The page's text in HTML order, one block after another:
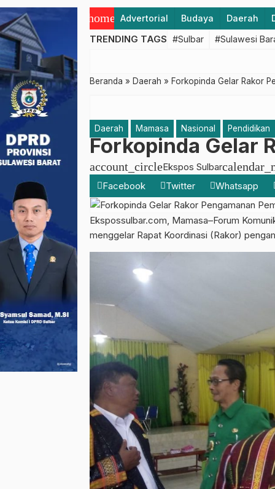
home Advertorial Budaya Daerah
TRENDING TAGS #Sulbar #Sulawesi
Beranda » Daerah » Forkopinda Gelar Rakor
Daerah Mamasa Nasional Pendidikan
Forkopinda Gelar
account_circleEkspos Sulbar
Facebook Twitter Whatsapp
Ekspossulbar.com, Mamasa–Forum
menggelar Rapat Koordinasi (Rakor)